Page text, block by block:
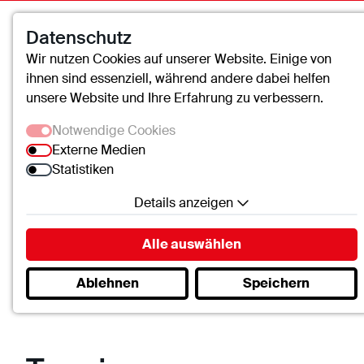
Caritas-Krankenhaus Lebach
Datenschutz
Wir nutzen Cookies auf unserer Website. Einige von
ihnen sind essenziell, während andere dabei helfen
unsere Website und Ihre Erfahrung zu verbessern.
Notwendige Cookies
Externe Medien
Statistiken
Details anzeigen
Notwendige Cookies
Essenzielle Cookies ermöglichen grundlegende
Funktionen und sind für die einwandfreie Funktion
der Website erforderlich.
Name:
mscookie
Alle auswählen
Ablehnen Speichern